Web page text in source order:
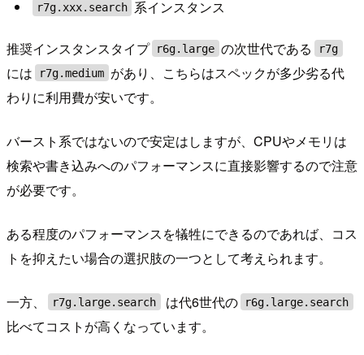
r7g.xxx.search 系インスタンス
推奨インスタンスタイプ r6g.large の次世代である r7g
には r7g.medium があり、こちらはスペックが多少劣る代
わりに利用費が安いです。
バースト系ではないので安定はしますが、CPUやメモリは
検索や書き込みへのパフォーマンスに直接影響するので注意
が必要です。
ある程度のパフォーマンスを犠牲にできるのであれば、コス
トを抑えたい場合の選択肢の一つとして考えられます。
一方、 r7g.large.search は代6世代の r6g.large.search
比べてコストが高くなっています。